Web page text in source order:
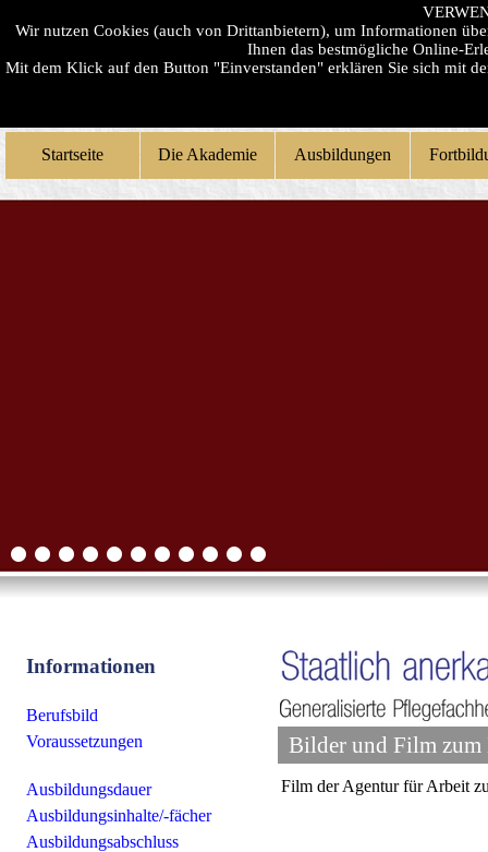
Wir nutzen Cookies (auch von Drittanbietern), um Informationen
Ihnen das bestmögliche Online-
Mit dem Klick auf den Button "Einverstanden" erklären Sie sich mit
Startseite Die Akademie Ausbildungen
Informationen
Berufsbild
Voraussetzungen
Ausbildungsdauer
Ausbildungsinhalte/-fächer
Ausbildungsabschluss
Bilder und Film
Film der Agentur für Arbeit